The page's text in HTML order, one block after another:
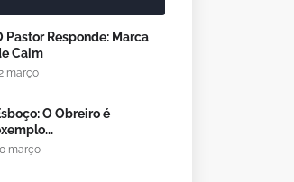
Pastor Responde: Marca
Caim
março
O Obreiro é
março